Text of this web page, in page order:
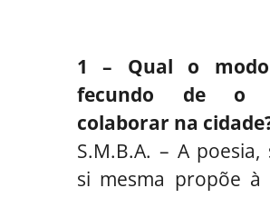
1 – Qual o
fecundo de o
colaborar na
S.M.B.A. – A
si mesma propõe à